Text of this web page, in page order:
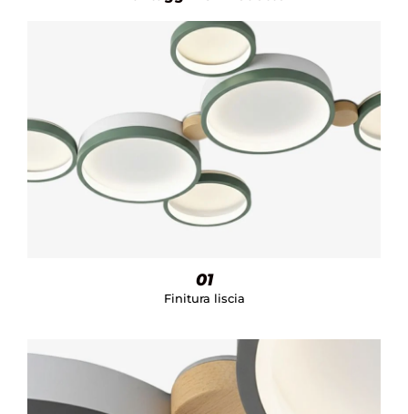
01
Finitura liscia